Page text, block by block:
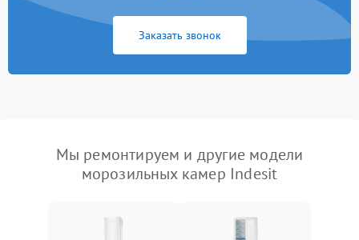
Заказать звонок
Мы ремонтируем и другие модели
морозильных камер Indesit